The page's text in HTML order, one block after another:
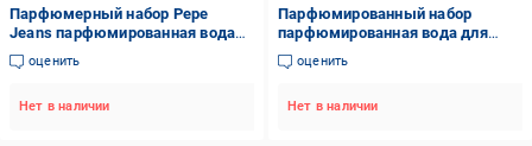
Парфюмерный набор Pepe
Jeans парфюмированная вода
для женщин Celebrate 80 мл/
лосьон для тела 80 мл (PPJ086)
оценить
Нет в наличии
Парфюмированный набор
парфюмированная вода для
мужчин Sobold 100 мл/гель для
душа 100 мл Pepe Jeans
оценить
Нет в наличии